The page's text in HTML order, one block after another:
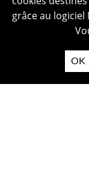
grâce au logiciel
OK